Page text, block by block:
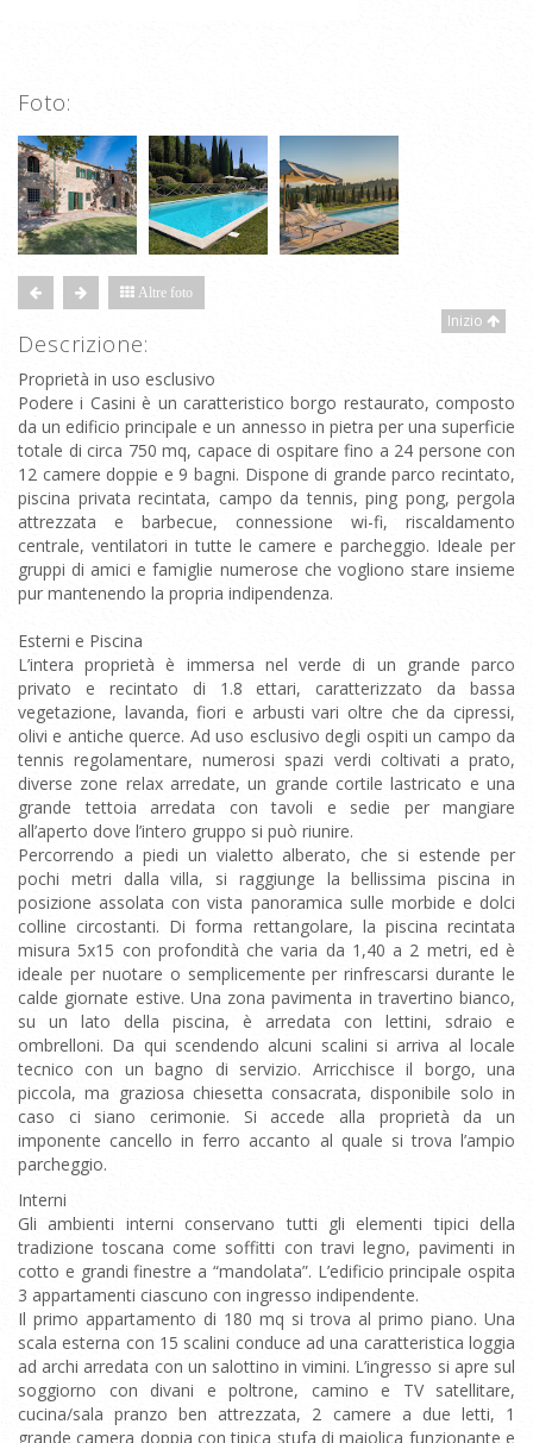
Foto:
Altre foto
Inizio
Descrizione:
Proprietà in uso esclusivo
Podere i Casini è un caratteristico borgo restaurato, composto
da un edificio principale e un annesso in pietra per una superficie
totale di circa 750 mq, capace di ospitare fino a 24 persone con
12 camere doppie e 9 bagni. Dispone di grande parco recintato,
piscina privata recintata, campo da tennis, ping pong, pergola
attrezzata e barbecue, connessione wi-fi, riscaldamento
centrale, ventilatori in tutte le camere e parcheggio. Ideale per
gruppi di amici e famiglie numerose che vogliono stare insieme
pur mantenendo la propria indipendenza.
Esterni e Piscina
L’intera proprietà è immersa nel verde di un grande parco
privato e recintato di 1.8 ettari, caratterizzato da bassa
vegetazione, lavanda, fiori e arbusti vari oltre che da cipressi,
olivi e antiche querce. Ad uso esclusivo degli ospiti un campo da
tennis regolamentare, numerosi spazi verdi coltivati a prato,
diverse zone relax arredate, un grande cortile lastricato e una
grande tettoia arredata con tavoli e sedie per mangiare
all’aperto dove l’intero gruppo si può riunire.
Percorrendo a piedi un vialetto alberato, che si estende per
pochi metri dalla villa, si raggiunge la bellissima piscina in
posizione assolata con vista panoramica sulle morbide e dolci
colline circostanti. Di forma rettangolare, la piscina recintata
misura 5x15 con profondità che varia da 1,40 a 2 metri, ed è
ideale per nuotare o semplicemente per rinfrescarsi durante le
calde giornate estive. Una zona pavimenta in travertino bianco,
su un lato della piscina, è arredata con lettini, sdraio e
ombrelloni. Da qui scendendo alcuni scalini si arriva al locale
tecnico con un bagno di servizio. Arricchisce il borgo, una
piccola, ma graziosa chiesetta consacrata, disponibile solo in
caso ci siano cerimonie. Si accede alla proprietà da un
imponente cancello in ferro accanto al quale si trova l’ampio
parcheggio.
Interni
Gli ambienti interni conservano tutti gli elementi tipici della
tradizione toscana come soffitti con travi legno, pavimenti in
cotto e grandi finestre a “mandolata”. L’edificio principale ospita
3 appartamenti ciascuno con ingresso indipendente.
Il primo appartamento di 180 mq si trova al primo piano. Una
scala esterna con 15 scalini conduce ad una caratteristica loggia
ad archi arredata con un salottino in vimini. L’ingresso si apre sul
soggiorno con divani e poltrone, camino e TV satellitare,
cucina/sala pranzo ben attrezzata, 2 camere a due letti, 1
grande camera doppia con tipica stufa di maiolica funzionante e